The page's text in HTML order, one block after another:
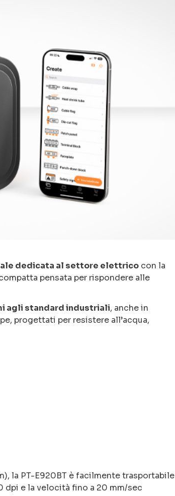
dedicata al settore elettrico con la
pensata per rispondere alle
agli standard industriali, anche in
progettati per resistere all’acqua,
la PT-E920BT è facilmente trasportabile
dpi e la velocità fino a 20 mm/sec